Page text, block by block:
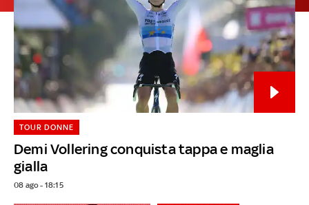
Demi Vollering conquista tappa e maglia
gialla
TOUR DONNE
08 ago - 18:15